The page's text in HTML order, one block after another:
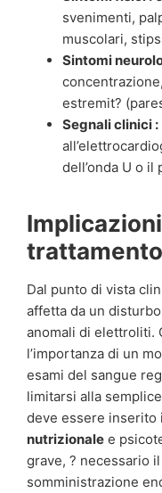
svenimenti,
muscolari,
Sintomi
estremit?
Segnali clinici :
dell’onda U o
trattamento
Dal punto di vista
affetta da un
anomali di elettroliti.
l’importanza di un
esami del sangue
limitarsi alla
deve essere inserito
nutrizionale e
grave, ? necessario
somministrazione